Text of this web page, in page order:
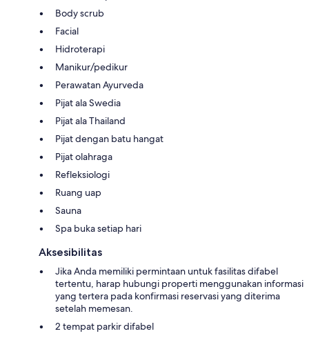
Body scrub
Facial
Hidroterapi
Manikur/pedikur
Perawatan Ayurveda
Pijat ala Swedia
Pijat ala Thailand
Pijat dengan batu hangat
Pijat olahraga
Refleksiologi
Ruang uap
Sauna
Spa buka setiap hari
Aksesibilitas
Jika Anda memiliki permintaan untuk fasilitas difabel
tertentu, harap hubungi properti menggunakan informasi
yang tertera pada konfirmasi reservasi yang diterima
setelah memesan.
2 tempat parkir difabel